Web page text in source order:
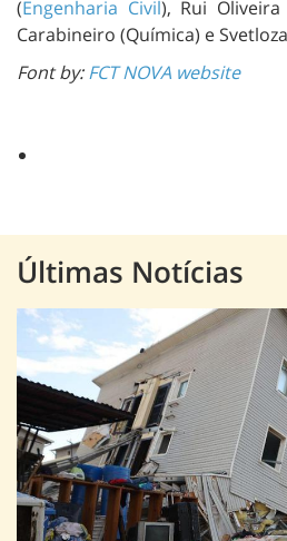
(Engenharia Civil), Rui Oliveira
Carabineiro (Química) e
Font by:FCT NOVA website
Últimas Notícias